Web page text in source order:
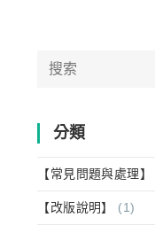
Search
分類
【常見問題與處理】
【改版說明】 (1)